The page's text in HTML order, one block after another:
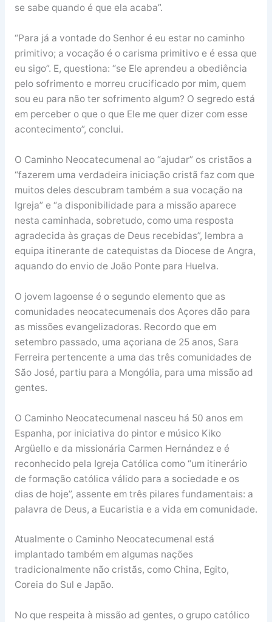
se sabe quando é que ela acaba”.
“Para já a vontade do Senhor é eu estar no caminho
primitivo; a vocação é o carisma primitivo e é essa que
eu sigo”. E, questiona: “se Ele aprendeu a obediência
pelo sofrimento e morreu crucificado por mim, quem
sou eu para não ter sofrimento algum? O segredo está
em perceber o que o que Ele me quer dizer com esse
acontecimento”, conclui.
O Caminho Neocatecumenal ao “ajudar” os cristãos a
“fazerem uma verdadeira iniciação cristã faz com que
muitos deles descubram também a sua vocação na
Igreja” e “a disponibilidade para a missão aparece
nesta caminhada, sobretudo, como uma resposta
agradecida às graças de Deus recebidas”, lembra a
equipa itinerante de catequistas da Diocese de Angra,
aquando do envio de João Ponte para Huelva.
O jovem lagoense é o segundo elemento que as
comunidades neocatecumenais dos Açores dão para
as missões evangelizadoras. Recordo que em
setembro passado, uma açoriana de 25 anos, Sara
Ferreira pertencente a uma das três comunidades de
São José, partiu para a Mongólia, para uma missão ad
gentes.
O Caminho Neocatecumenal nasceu há 50 anos em
Espanha, por iniciativa do pintor e músico Kiko
Argüello e da missionária Carmen Hernández e é
reconhecido pela Igreja Católica como “um itinerário
de formação católica válido para a sociedade e os
dias de hoje”, assente em três pilares fundamentais: a
palavra de Deus, a Eucaristia e a vida em comunidade.
Atualmente o Caminho Neocatecumenal está
implantado também em algumas nações
tradicionalmente não cristãs, como China, Egito,
Coreia do Sul e Japão.
No que respeita à missão ad gentes, o grupo católico